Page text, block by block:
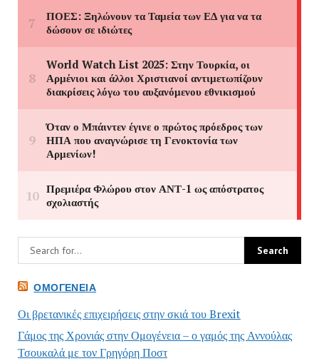
ΟΜΟΓΈΝΕΙΑ
Οι βρετανικές επιχειρήσεις στην σκιά του Brexit
Γάμος της Χρονιάς στην Ομογένεια – ο γαμός της Αννούλας
Τσουκαλά με τον Γρηγόρη Ποστ